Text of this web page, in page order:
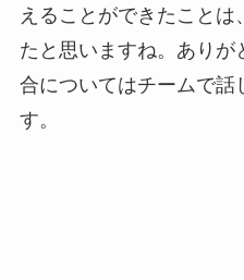
えることができたこと
たと思いますね。あり
合についてはチームで話
す。